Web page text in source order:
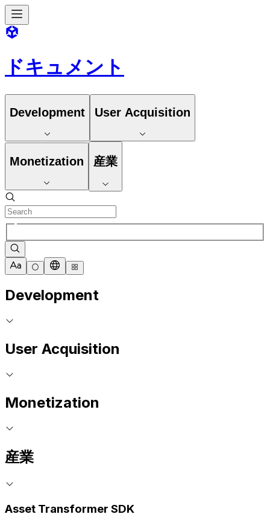
ドキュメント
Development User Acquisition
Monetization 産業
Development
User Acquisition
Monetization
産業
Asset Transformer SDK